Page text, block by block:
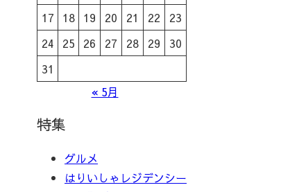
17
18 19 20 21 22
23
24
25 26 27 28 29
30
31
« 5月
特集
グルメ
はりいしゃレジデンシー